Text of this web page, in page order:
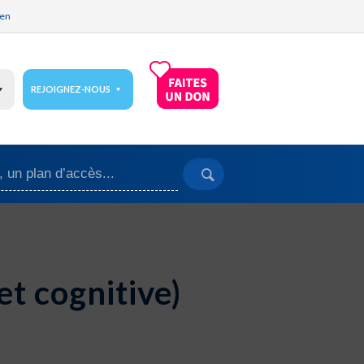
REJOIGNEZ-NOUS
cognitive)